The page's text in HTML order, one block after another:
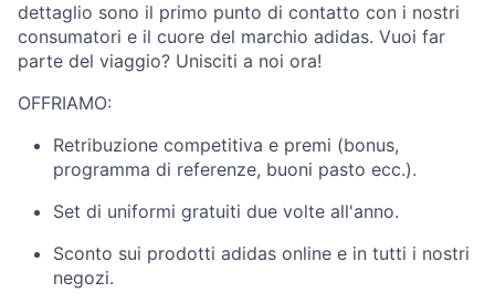
dettaglio sono il primo punto di contatto con i nostri
consumatori e il cuore del marchio adidas. Vuoi far
parte del viaggio? Unisciti a noi ora!
OFFRIAMO:
Retribuzione competitiva e premi (bonus,
programma di referenze, buoni pasto ecc.).
Set di uniformi gratuiti due volte all'anno.
Sconto sui prodotti adidas online e in tutti i nostri
negozi.